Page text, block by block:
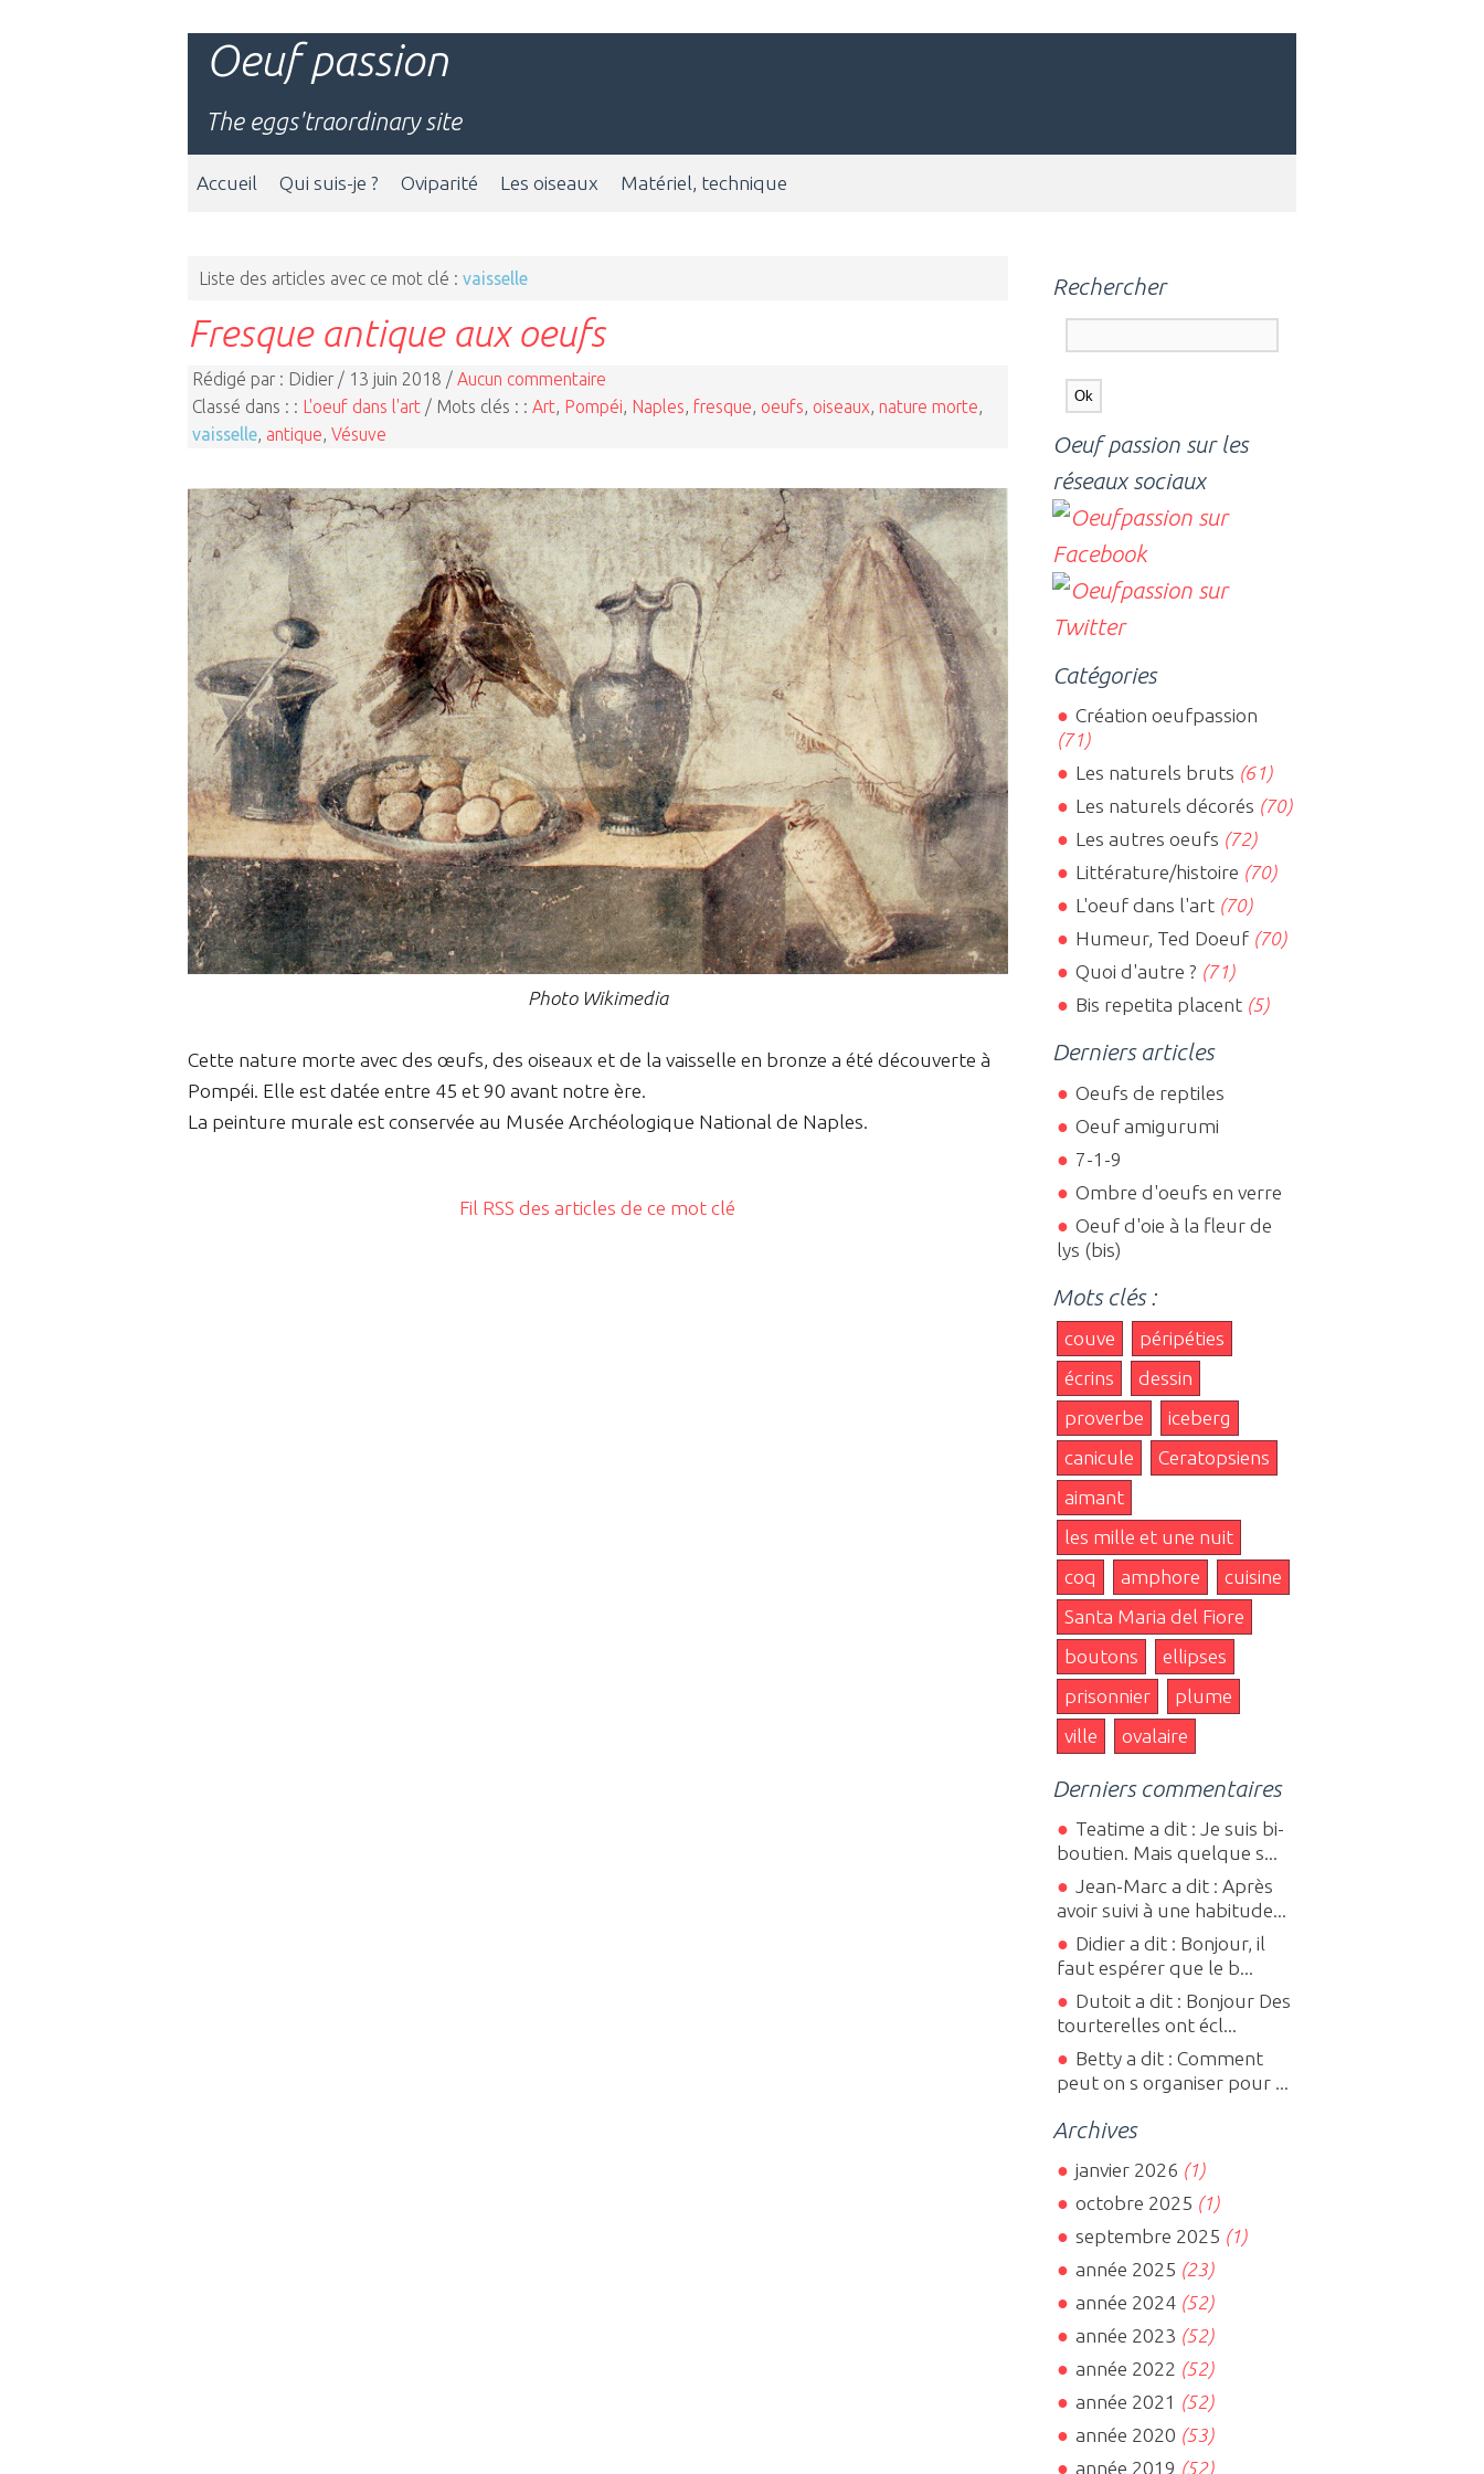
Oeuf passion
The eggs'traordinary site
Accueil Qui suis-je ? Oviparité Les oiseaux Matériel, technique
Liste des articles avec ce mot clé : vaisselle
Fresque antique aux oeufs
Rédigé par : Didier / 13 juin 2018 / Aucun commentaire
Classé dans : : L'oeuf dans l'art / Mots clés : : Art Pompéi Naples fresque oeufs oiseaux nature morte
vaisselle antique Vésuve
Photo Wikimedia
Cette nature morte avec des œufs, des oiseaux et de la vaisselle en bronze a été découverte à
Pompéi. Elle est datée entre 45 et 90 avant notre ère.
La peinture murale est conservée au Musée Archéologique National de Naples.
Fil RSS des articles de ce mot clé
Rechercher
Oeuf passion sur les
réseaux sociaux
Catégories
Création oeufpassion
(71)
Les naturels bruts (61)
Les naturels décorés (70)
Les autres oeufs (72)
Littérature/histoire (70)
L'oeuf dans l'art(70)
Humeur, Ted Doeuf(70)
Quoi d'autre ? (71)
Bis repetita placent(5)
Derniers articles
Oeufs de reptiles
Oeuf amigurumi
7-1-9
Ombre d'oeufs en verre
Oeuf d'oie à la fleur de
lys (bis)
Mots clés :
couve
péripéties
écrins
dessin
proverbe
iceberg
canicule
Ceratopsiens
aimant
les mille et une nuit
coq
amphore
cuisine
Santa Maria del Fiore
boutons
ellipses
prisonnier
plume
ville
ovalaire
Derniers commentaires
Teatime a dit : Je suis bi-
boutien. Mais quelque s...
Jean-Marc a dit : Après
avoir suivi à une habitude...
Didier a dit : Bonjour, il
faut espérer que le b...
Dutoit a dit : Bonjour Des
tourterelles ont écl...
Betty a dit : Comment
peut on s organiser pour ...
Archives
janvier 2026 (1)
octobre 2025 (1)
septembre 2025 (1)
année 2025 (23)
année 2024(52)
année 2023 (52)
année 2022 (52)
année 2021 (52)
année 2020 (53)
année 2019 (52)